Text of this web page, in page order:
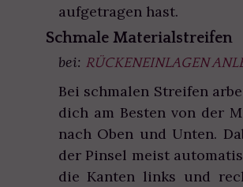
aufgetragen hast.
Schmale Materialstreifen
bei: RÜCKENEINLAGEN
Bei schmalen Streifen
dich am Besten von der
nach Oben und Unten.
der Pinsel meist
die Kanten links und